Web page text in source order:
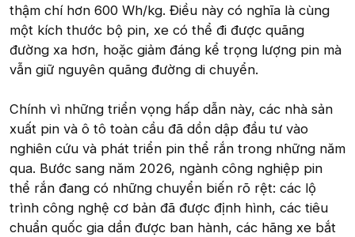
thậm chí hơn 600 Wh/kg. Điều này có nghĩa là cùng
một kích thước bộ pin, xe có thể đi được quãng
đường xa hơn, hoặc giảm đáng kể trọng lượng pin mà
vẫn giữ nguyên quãng đường di chuyển.
Chính vì những triển vọng hấp dẫn này, các nhà sản
xuất pin và ô tô toàn cầu đã dồn dập đầu tư vào
nghiên cứu và phát triển pin thể rắn trong những năm
qua. Bước sang năm 2026, ngành công nghiệp pin
thể rắn đang có những chuyển biến rõ rệt: các lộ
trình công nghệ cơ bản đã được định hình, các tiêu
chuẩn quốc gia dần được ban hành, các hãng xe bắt